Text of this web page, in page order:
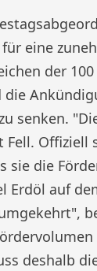
eine
der
senken.
Offiziell
sie die
Erdöl auf
deshalb